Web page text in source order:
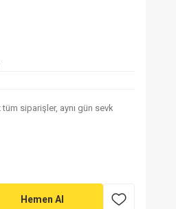
siparişler, aynı gün sevk
Hemen Al